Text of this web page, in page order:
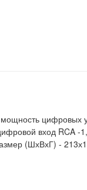
цифровых
вход RCA -
(ШхВхГ) -